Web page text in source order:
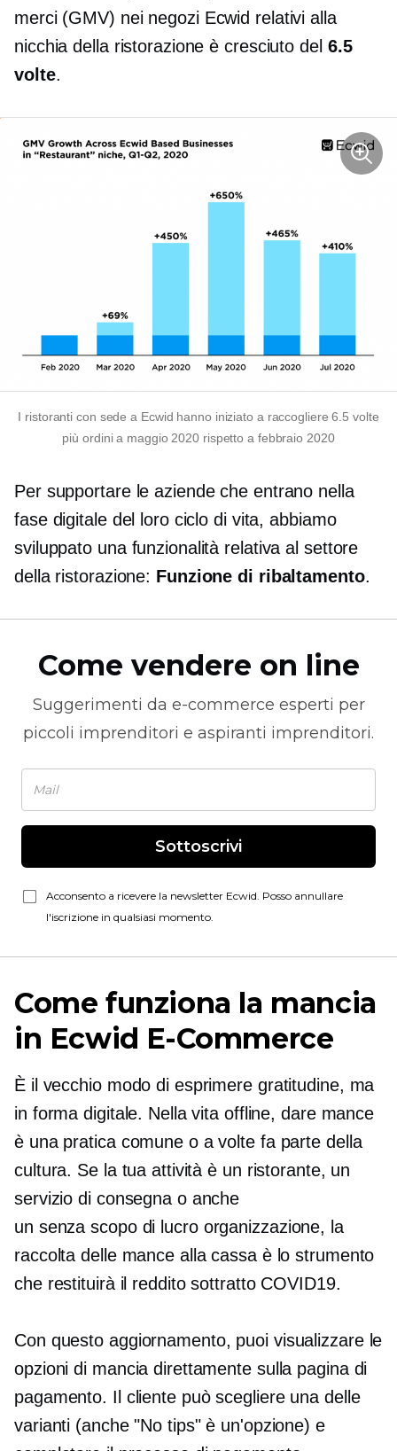
merci (GMV) nei negozi Ecwid relativi alla
nicchia della ristorazione è cresciuto del 6.5
volte.
I ristoranti con sede a Ecwid hanno iniziato a raccogliere 6.5 volte
più ordini a maggio 2020 rispetto a febbraio 2020
Per supportare le aziende che entrano nella
fase digitale del loro ciclo di vita, abbiamo
sviluppato una funzionalità relativa al settore
della ristorazione: Funzione di ribaltamento.
Come vendere on line
Suggerimenti da e-commerce esperti per
piccoli imprenditori e aspiranti imprenditori.
Sottoscrivi
Acconsento a ricevere la newsletter Ecwid. Posso annullare
l'iscrizione in qualsiasi momento.
Come funziona la mancia
in Ecwid E-Commerce
È il vecchio modo di esprimere gratitudine, ma
in forma digitale. Nella vita offline, dare mance
è una pratica comune o a volte fa parte della
cultura. Se la tua attività è un ristorante, un
servizio di consegna o anche
un senza scopo di lucroorganizzazione, la
raccolta delle mance alla cassa è lo strumento
che restituirà il reddito sottratto COVID19.
Con questo aggiornamento, puoi visualizzare le
opzioni di mancia direttamente sulla pagina di
pagamento. Il cliente può scegliere una delle
varianti (anche "No tips" è un'opzione) e